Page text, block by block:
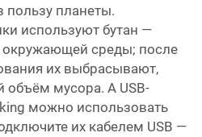
пользу планеты.
используют бутан —
окружающей среды; после
их выбрасывают,
объём мусора. А USB-
можно использовать
их кабелем USB —